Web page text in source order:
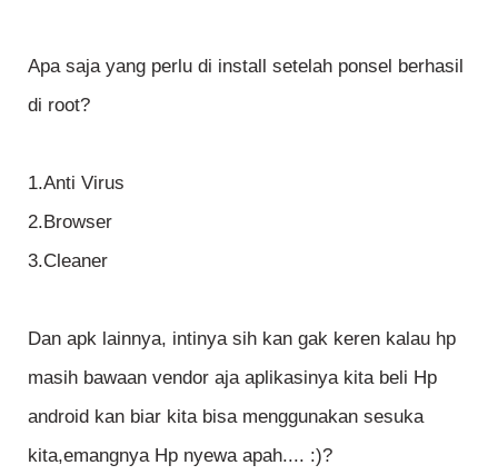
Apa saja yang perlu di install setelah ponsel berhasil
di root?
1.Anti Virus
2.Browser
3.Cleaner
Dan apk lainnya, intinya sih kan gak keren kalau hp
masih bawaan vendor aja aplikasinya kita beli Hp
android kan biar kita bisa menggunakan sesuka
kita,emangnya Hp nyewa apah.... :)?